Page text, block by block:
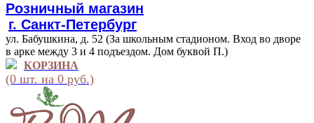
Розничный магазин
г. Санкт-Петербург
ул. Бабушкина, д. 52 (За школьным стадионом. Вход во дворе
в арке между 3 и 4 подъездом. Дом буквой П.)
КОРЗИНА
(0 шт. на 0 руб.)